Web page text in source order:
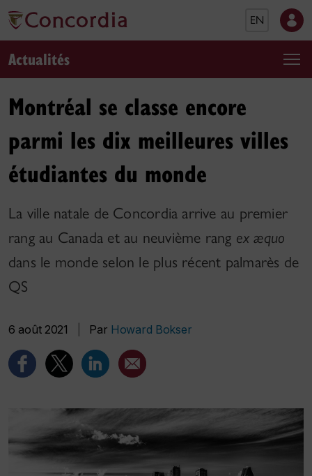
EN
Actualités
Montréal se classe encore
parmi les dix meilleures villes
étudiantes du monde
La ville natale de Concordia arrive au premier
rang au Canada et au neuvième rang ex æquo
dans le monde selon le plus récent palmarès de
QS
6 août 2021 Par Howard Bokser